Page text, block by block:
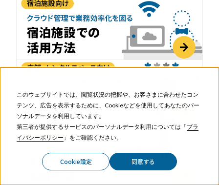
このウェブサイトでは、閲覧状況の把握や、お客さまに合わせたコン
テンツ、広告を表示するために、Cookieなどを使用してあなたのパー
ソナルデータを利用しています。
第三者が提供するサービスのパーソナルデータ利用については「プラ
イバシーポリシー 」をご確認ください。
Cookie設定 同意する